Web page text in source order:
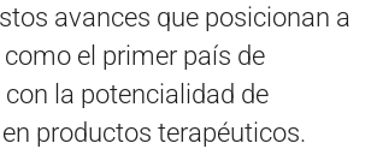
avances que posicionan a
como el primer país de
la potencialidad de
productos terapéuticos.